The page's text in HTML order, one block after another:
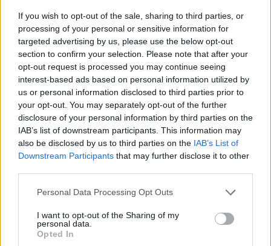
If you wish to opt-out of the sale, sharing to third parties, or
processing of your personal or sensitive information for
targeted advertising by us, please use the below opt-out
section to confirm your selection. Please note that after your
opt-out request is processed you may continue seeing
interest-based ads based on personal information utilized by
us or personal information disclosed to third parties prior to
your opt-out. You may separately opt-out of the further
disclosure of your personal information by third parties on the
IAB’s list of downstream participants. This information may
also be disclosed by us to third parties on the IAB’s List of
Downstream Participants that may further disclose it to other
Please note that this website/app uses one or more Google
not limited to your visit or usage behaviour. You may click to
grant or deny consent to Google and its third-party tags to
use your data for below specified purposes in below Google
Personal Data Processing Opt Outs
I want to opt-out of the Sharing of my
personal data.
Opted In
ALTRI ANIMALI